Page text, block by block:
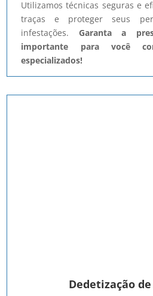
Utilizamos técnicas seguras e
traças e proteger seus
infestações. Garanta a
importante para você
especializados!
Dedetização